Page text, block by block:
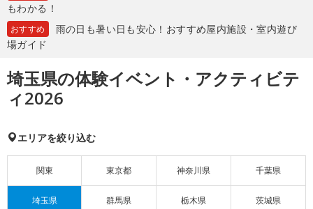
もわかる！
おすすめ
雨の日も暑い日も安心！おすすめ屋内施設・室内遊び
場ガイド
埼玉県の体験イベント・アクティビテ
ィ2026
エリアを絞り込む
関東 東京都 神奈川県 千葉県
埼玉県 群馬県 栃木県 茨城県